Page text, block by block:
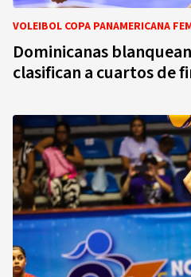
VOLEIBOL COPA PANAMERICANA
Dominicanas
clasifican a cuartos de